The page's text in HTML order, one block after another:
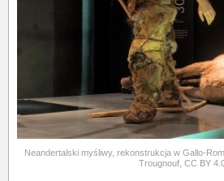
Neandertalski myśliwy, rekonstrukcja w Gallo-
Trougnouf, CC BY